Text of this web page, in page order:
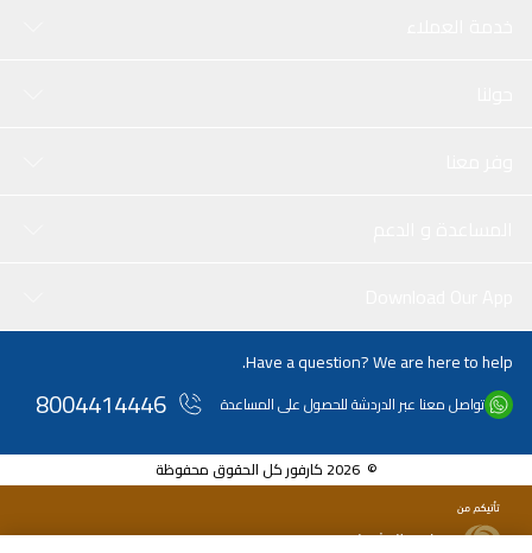
Have a question? We are here to help.
تواصل معنا عبر الدردشة للحصول على المساعدة 8004414446
© 2026 كارفور كل الحقوق محفوظة